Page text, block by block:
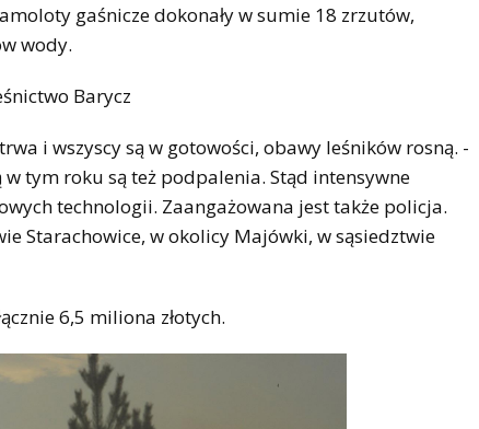
gaśnicze dokonały w sumie 18 zrzutów,
wody.
Barycz
i wszyscy są w gotowości, obawy leśników rosną. -
w tym roku są też podpalenia. Stąd intensywne
technologii. Zaangażowana jest także policja.
Starachowice, w okolicy Majówki, w sąsiedztwie
6,5 miliona złotych.